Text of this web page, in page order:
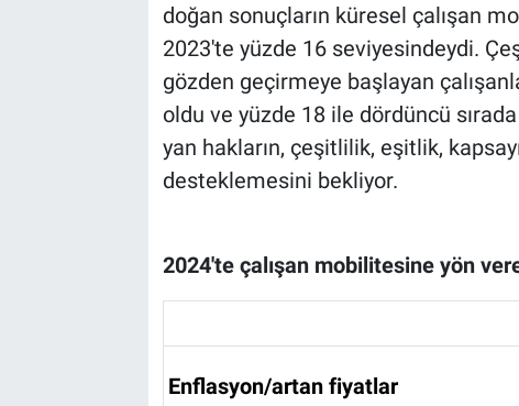
doğan sonuçların küresel çalışan
2023'te yüzde 16 seviyesindeydi.
gözden geçirmeye başlayan
oldu ve yüzde 18 ile dördüncü
yan hakların, çeşitlilik, eşitlik,
desteklemesini bekliyor.
2024'te çalışan mobilitesine yön
Enflasyon/artan fiyatlar